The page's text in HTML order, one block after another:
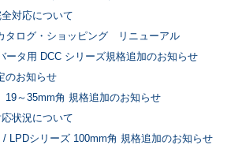
対応について
タログ・ショッピング リニューアル
ータ用 DCC シリーズ規格追加のお知らせ
のお知らせ
～35mm角 規格追加のお知らせ
状況について
/ LPDシリーズ 100mm角 規格追加のお知らせ